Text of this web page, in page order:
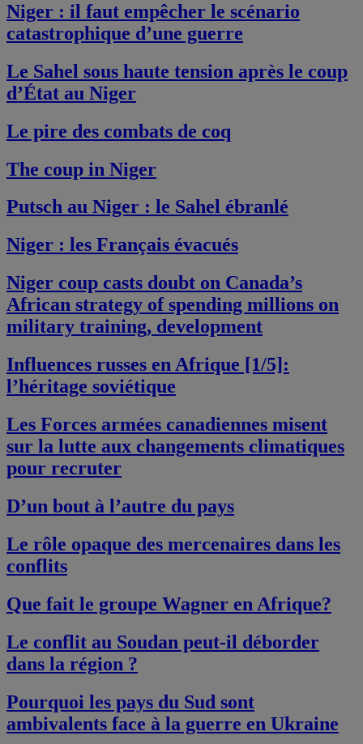
Niger : il faut empêcher le scénario
catastrophique d’une guerre
Le Sahel sous haute tension après le coup
d’État au Niger
Le pire des combats de coq
The coup in Niger
Putsch au Niger : le Sahel ébranlé
Niger : les Français évacués
Niger coup casts doubt on Canada’s
African strategy of spending millions on
military training, development
Influences russes en Afrique [1/5]:
l’héritage soviétique
Les Forces armées canadiennes misent
sur la lutte aux changements climatiques
pour recruter
D’un bout à l’autre du pays
Le rôle opaque des mercenaires dans les
conflits
Que fait le groupe Wagner en Afrique?
Le conflit au Soudan peut-il déborder
dans la région ?
Pourquoi les pays du Sud sont
ambivalents face à la guerre en Ukraine